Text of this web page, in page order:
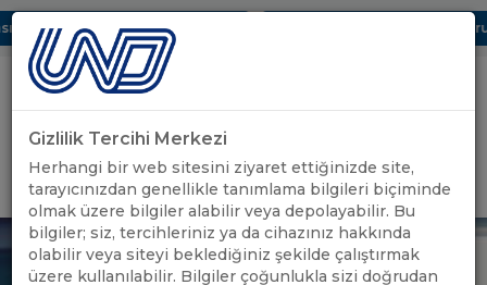
Dijital UBAK Bölümü Hakkında UND, Yunanistan Vize
Uluslararası Nakliyeciler Derneği
GİRİŞ YAP
Gizlilik Tercihi Merkezi
Herhangi bir web sitesini ziyaret ettiğinizde site,
tarayıcınızdan genellikle tanımlama bilgileri biçiminde
olmak üzere bilgiler alabilir veya depolayabilir. Bu
bilgiler; siz, tercihleriniz ya da cihazınız hakkında
olabilir veya siteyi beklediğiniz şekilde çalıştırmak
üzere kullanılabilir. Bilgiler çoğunlukla sizi doğrudan